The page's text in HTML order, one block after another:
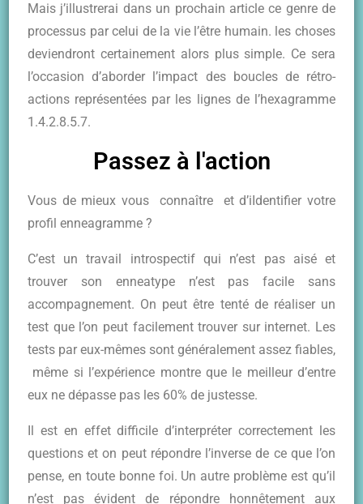
Mais j’illustrerai dans un prochain article ce genre de
processus par celui de la vie l’être humain. les choses
deviendront certainement alors plus simple. Ce sera
l’occasion d’aborder l’impact des boucles de rétro-
actions représentées par les lignes de l’hexagramme
1.4.2.8.5.7.
Passez à l'action
Vous de mieux vous connaître et d’iIdentifier votre
profil enneagramme ?
C’est un travail introspectif qui n’est pas aisé et
trouver son enneatype n’est pas facile sans
accompagnement. On peut être tenté de réaliser un
test que l’on peut facilement trouver sur internet. Les
tests par eux-mêmes sont généralement assez fiables,
même si l’expérience montre que le meilleur d’entre
eux ne dépasse pas les 60% de justesse.
Il est en effet difficile d’interpréter correctement les
questions et on peut répondre l’inverse de ce que l’on
pense, en toute bonne foi. Un autre problème est qu’il
n’est pas évident de répondre honnêtement aux